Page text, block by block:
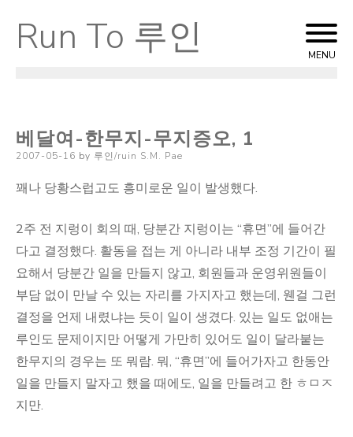
Skip
to
Run To 루인 MENU
베달여-한무지-무지증오, 1
Posted
2007-05-16 by 루인/ruin S.M. Pae
꽤나 당황스럽고도 흥미로운 일이 발생했다.
2주 전 지렁이 회의 때, 당분간 지렁이는 “휴면”에 들어간
다고 결정했다. 활동을 접는 게 아니라 내부 조정 기간이 필
요해서 당분간 일을 만들지 않고, 회원들과 운영위원들이
부담 없이 만날 수 있는 자리를 가지자고 했는데, 웬걸 그런
결정을 언제 내렸냐는 듯이 일이 생겼다. 있는 일도 없애는
루인도 문제이지만 어떻게 가만히 있어도 일이 달라붙는
한무지의 경우는 또 뭐람. 뭐, “휴면”에 들어가자고 한동안
일을 만들지 말자고 했을 때에도, 일을 만들려고 한 ㅎㅁㅈ
지만.